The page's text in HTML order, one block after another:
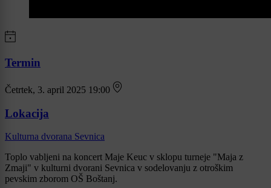
Termin
Četrtek, 3. april 2025 19:00
Lokacija
Kulturna dvorana Sevnica
Toplo vabljeni na koncert Maje Keuc v sklopu turneje "Maja z
Zmaji" v kulturni dvorani Sevnica v sodelovanju z otroškim
pevskim zborom OŠ Boštanj.